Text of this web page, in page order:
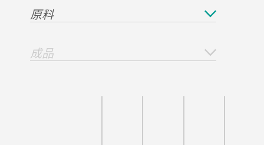
原料
成品